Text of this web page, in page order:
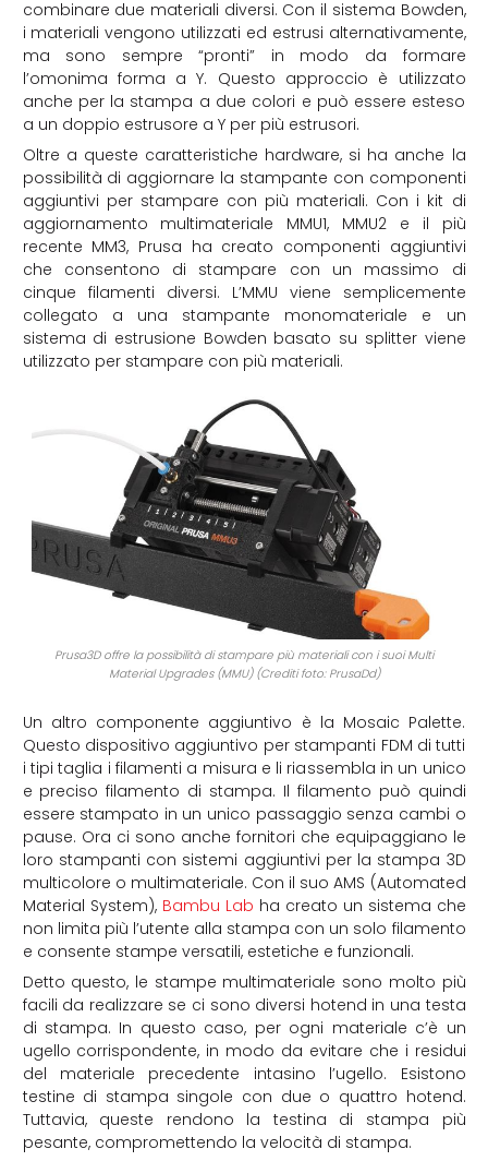
combinare due materiali diversi. Con il sistema Bowden,
i materiali vengono utilizzati ed estrusi alternativamente,
ma sono sempre “pronti” in modo da formare
l’omonima forma a Y. Questo approccio è utilizzato
anche per la stampa a due colori e può essere esteso
a un doppio estrusore a Y per più estrusori.
Oltre a queste caratteristiche hardware, si ha anche la
possibilità di aggiornare la stampante con componenti
aggiuntivi per stampare con più materiali. Con i kit di
aggiornamento multimateriale MMU1, MMU2 e il più
recente MM3, Prusa ha creato componenti aggiuntivi
che consentono di stampare con un massimo di
cinque filamenti diversi. L’MMU viene semplicemente
collegato a una stampante monomateriale e un
sistema di estrusione Bowden basato su splitter viene
utilizzato per stampare con più materiali.
Prusa3D offre la possibilità di stampare più materiali con i suoi Multi
Material Upgrades (MMU) (Crediti foto: PrusaDd)
Un altro componente aggiuntivo è la Mosaic Palette.
Questo dispositivo aggiuntivo per stampanti FDM di tutti
i tipi taglia i filamenti a misura e li riassembla in un unico
e preciso filamento di stampa. Il filamento può quindi
essere stampato in un unico passaggio senza cambi o
pause. Ora ci sono anche fornitori che equipaggiano le
loro stampanti con sistemi aggiuntivi per la stampa 3D
multicolore o multimateriale. Con il suo AMS (Automated
Material System), Bambu Lab ha creato un sistema che
non limita più l’utente alla stampa con un solo filamento
e consente stampe versatili, estetiche e funzionali.
Detto questo, le stampe multimateriale sono molto più
facili da realizzare se ci sono diversi hotend in una testa
di stampa. In questo caso, per ogni materiale c’è un
ugello corrispondente, in modo da evitare che i residui
del materiale precedente intasino l’ugello. Esistono
testine di stampa singole con due o quattro hotend.
Tuttavia, queste rendono la testina di stampa più
pesante, compromettendo la velocità di stampa.